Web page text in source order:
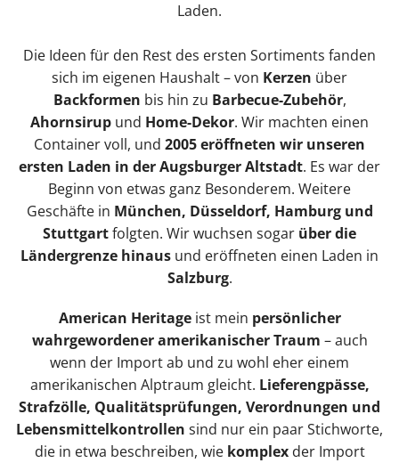
Laden.
Die Ideen für den Rest des ersten Sortiments fanden
sich im eigenen Haushalt – von Kerzen über
Backformen bis hin zu Barbecue-Zubehör,
Ahornsirup und Home-Dekor. Wir machten einen
Container voll, und 2005 eröffneten wir unseren
ersten Laden in der Augsburger Altstadt. Es war der
Beginn von etwas ganz Besonderem. Weitere
Geschäfte in München, Düsseldorf, Hamburg und
Stuttgartfolgten. Wir wuchsen sogar über die
Ländergrenze hinaus und eröffneten einen Laden in
Salzburg.
American Heritageist mein persönlicher
wahrgewordener amerikanischer Traum – auch
wenn der Import ab und zu wohl eher einem
amerikanischen Alptraum gleicht. Lieferengpässe,
Strafzölle, Qualitätsprüfungen, Verordnungen und
Lebensmittelkontrollen sind nur ein paar Stichworte,
die in etwa beschreiben, wie komplexder Import